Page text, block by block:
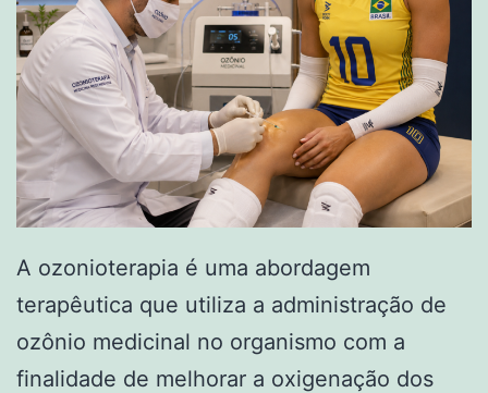
A ozonioterapia é uma abordagem
terapêutica que utiliza a administração de
ozônio medicinal no organismo com a
finalidade de melhorar a oxigenação dos